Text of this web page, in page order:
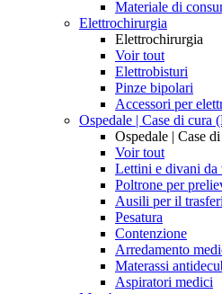
Materiale di
Elettrochirurgia
Elettrochirurgia
Voir tout
Elettrobisturi
Pinze bipolari
Accessori per
Ospedale | Case di cura
Ospedale | Case
Voir tout
Lettini e divani da
Poltrone per
Ausili per il
Pesatura
Contenzione
Arredamento
Materassi
Aspiratori medici